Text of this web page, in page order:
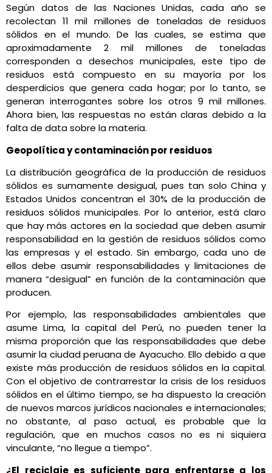
Según datos de las Naciones Unidas, cada año se
recolectan 11 mil millones de toneladas de residuos
sólidos en el mundo. De las cuales, se estima que
aproximadamente 2 mil millones de toneladas
corresponden a desechos municipales, este tipo de
residuos está compuesto en su mayoría por los
desperdicios que genera cada hogar; por lo tanto, se
generan interrogantes sobre los otros 9 mil millones.
Ahora bien, las respuestas no están claras debido a la
falta de data sobre la materia.
Geopolítica y contaminación por residuos
La distribución geográfica de la producción de residuos
sólidos es sumamente desigual, pues tan solo China y
Estados Unidos concentran el 30% de la producción de
residuos sólidos municipales. Por lo anterior, está claro
que hay más actores en la sociedad que deben asumir
responsabilidad en la gestión de residuos sólidos como
las empresas y el estado. Sin embargo, cada uno de
ellos debe asumir responsabilidades y limitaciones de
manera “desigual” en función de la contaminación que
producen.
Por ejemplo, las responsabilidades ambientales que
asume Lima, la capital del Perú, no pueden tener la
misma proporción que las responsabilidades que debe
asumir la ciudad peruana de Ayacucho. Ello debido a que
existe más producción de residuos sólidos en la capital.
Con el objetivo de contrarrestar la crisis de los residuos
sólidos en el último tiempo, se ha dispuesto la creación
de nuevos marcos jurídicos nacionales e internacionales;
no obstante, al paso actual, es probable que la
regulación, que en muchos casos no es ni siquiera
vinculante, “no llegue a tiempo”.
¿El reciclaje es suficiente para enfrentarse a los